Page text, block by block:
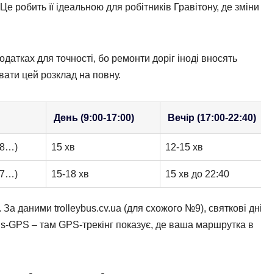
робить її ідеальною для робітників Гравітону, де зміни
для точності, бо ремонти доріг іноді вносять
цей розклад на повну.
День (9:00-17:00) Вечір (17:00-22:40)
15 хв 12-15 хв
15-18 хв 15 хв до 22:40
даними trolleybus.cv.ua (для схожого №9), святкові
GPS – там GPS-трекінг показує, де ваша маршрутка в